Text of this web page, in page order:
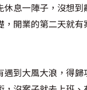
息一陣子，沒想
開業的第二天就
到大風大浪，得